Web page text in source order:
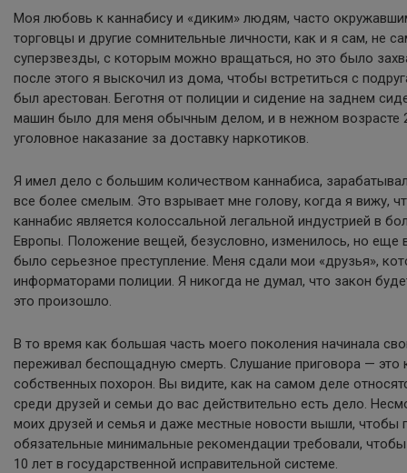
Моя любовь к каннабису и «диким» людям, часто
торговцы и другие сомнительные личности, как и я сам, не
суперзвезды, с которым можно вращаться, но это было
после этого я выскочил из дома, чтобы встретиться с
был арестован. Беготня от полиции и сидение на заднем
машин было для меня обычным делом, и в нежном возрасте
уголовное наказание за доставку наркотиков.
Я имел дело с большим количеством каннабиса,
все более смелым. Это взрывает мне голову, когда я вижу,
каннабис является колоссальной легальной индустрией в
Европы. Положение вещей, безусловно, изменилось, но еще
было серьезное преступление. Меня сдали мои «друзья»,
информаторами полиции. Я никогда не думал, что закон
это произошло.
В то время как большая часть моего поколения начинала
переживал беспощадную смерть. Слушание приговора — это
собственных похорон. Вы видите, как на самом деле
среди друзей и семьи до вас действительно есть дело.
моих друзей и семья и даже местные новости вышли, чтобы
обязательные минимальные рекомендации требовали,
10 лет в государственной исправительной системе.